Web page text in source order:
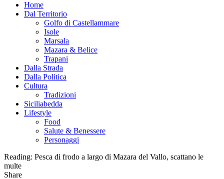
Home
Dal Territorio
Golfo di Castellammare
Isole
Marsala
Mazara & Belice
Trapani
Dalla Strada
Dalla Politica
Cultura
Tradizioni
Siciliabedda
Lifestyle
Food
Salute & Benessere
Personaggi
Reading: Pesca di frodo a largo di Mazara del Vallo, scattano le
multe
Share